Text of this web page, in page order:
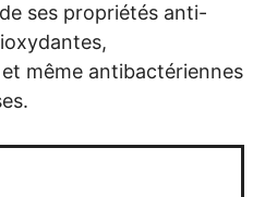
ses propriétés anti-
et même antibactériennes